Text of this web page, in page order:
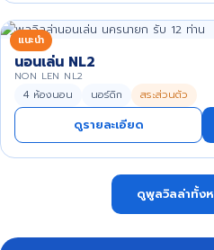
แนะนำ
นอนเล่น NL2
NON LEN NL2
4 ห้องนอน นอร์ดิก สระส่วนตัว
ดูรายละเอียด
ดูพูลวิลล่าทั้ง